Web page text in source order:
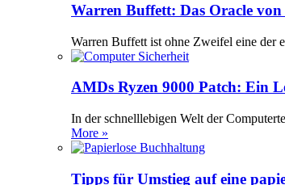
Warren Buffett: Das Oracle
Warren Buffett ist ohne Zweifel eine der
AMDs Ryzen 9000 Patch: Ein
In der schnelllebigen Welt der
More »
Tipps für Umstieg auf eine